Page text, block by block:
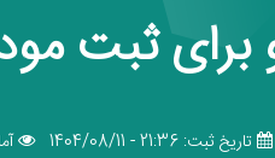
برای ثبت
تاریخ ثبت: 21:36 - 1404/08/11